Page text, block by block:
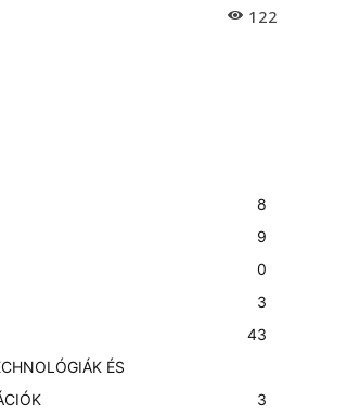
122
8
9
0
3
43
ÉS
3